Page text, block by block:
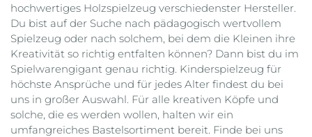
hochwertiges Holzspielzeug verschiedenster Hersteller.
Du bist auf der Suche nach pädagogisch wertvollem
Spielzeug oder nach solchem, bei dem die Kleinen ihre
Kreativität so richtig entfalten können? Dann bist du im
Spielwarengigant genau richtig. Kinderspielzeug für
höchste Ansprüche und für jedes Alter findest du bei
uns in großer Auswahl. Für alle kreativen Köpfe und
solche, die es werden wollen, halten wir ein
umfangreiches Bastelsortiment bereit. Finde bei uns